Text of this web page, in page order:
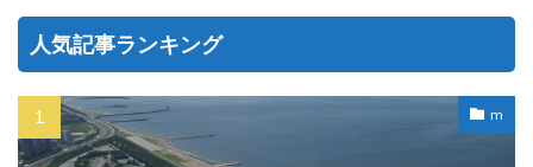
人気記事ランキング
m